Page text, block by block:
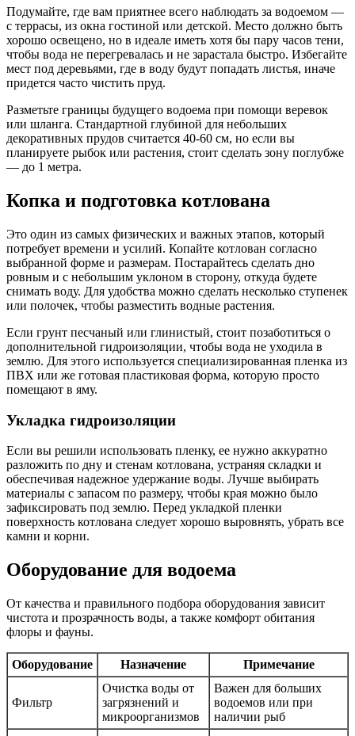
Подумайте, где вам приятнее всего наблюдать за водоемом —
с террасы, из окна гостиной или детской. Место должно быть
хорошо освещено, но в идеале иметь хотя бы пару часов тени,
чтобы вода не перегревалась и не зарастала быстро. Избегайте
мест под деревьями, где в воду будут попадать листья, иначе
придется часто чистить пруд.
Разметьте границы будущего водоема при помощи веревок
или шланга. Стандартной глубиной для небольших
декоративных прудов считается 40-60 см, но если вы
планируете рыбок или растения, стоит сделать зону поглубже
— до 1 метра.
Копка и подготовка котлована
Это один из самых физических и важных этапов, который
потребует времени и усилий. Копайте котлован согласно
выбранной форме и размерам. Постарайтесь сделать дно
ровным и с небольшим уклоном в сторону, откуда будете
снимать воду. Для удобства можно сделать несколько ступенек
или полочек, чтобы разместить водные растения.
Если грунт песчаный или глинистый, стоит позаботиться о
дополнительной гидроизоляции, чтобы вода не уходила в
землю. Для этого используется специализированная пленка из
ПВХ или же готовая пластиковая форма, которую просто
помещают в яму.
Укладка гидроизоляции
Если вы решили использовать пленку, ее нужно аккуратно
разложить по дну и стенам котлована, устраняя складки и
обеспечивая надежное удержание воды. Лучше выбирать
материалы с запасом по размеру, чтобы края можно было
зафиксировать под землю. Перед укладкой пленки
поверхность котлована следует хорошо выровнять, убрать все
камни и корни.
Оборудование для водоема
От качества и правильного подбора оборудования зависит
чистота и прозрачность воды, а также комфорт обитания
флоры и фауны.
Оборудование Назначение Примечание
Фильтр
Очистка воды от
загрязнений и
микроорганизмов
Важен для больших
водоемов или при
наличии рыб